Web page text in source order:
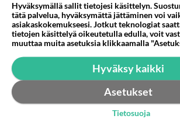
kenen näköinen
kaivattusi on ?
07.08.2026 16:24
Ikävä
Tykkäätköhän vielä minusta?
06.08.2026 07:42
Ikävä
Hyväksymällä sallit tietojesi käsittelyn.
tätä palvelua, hyväksymättä jättäminen voi
asiakaskokemukseesi. Jotkut teknologiat
tietojen käsittelyä oikeutetulla edulla, voit
muuttaa muita asetuksia klikkaamalla
Hyväksy kaikki
Asetukset
Tietosuoja